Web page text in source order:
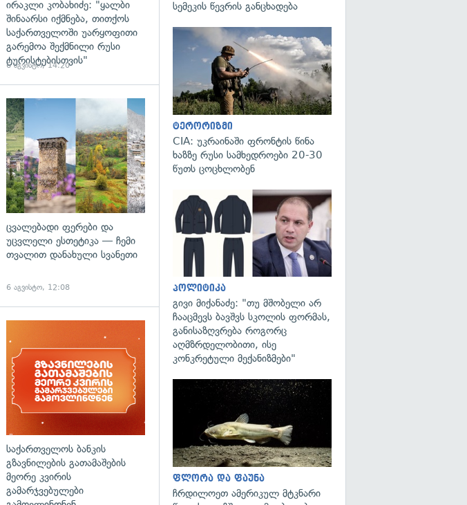
ირაკლი კობახიძე: "ყალბი
შინაარსი იქმნება, თითქოს
საქართველოში უარყოფითი
გარემოა შექმნილი რუსი
ტურისტებისთვის"
6 აგვისტო, 14:20
გადახედვა გადახედვა
ცვალებადი ფერები და
უცვლელი ესთეტიკა — ჩემი
თვალით დანახული სვანეთი
6 აგვისტო, 12:08
საქართველოს ბანკის
გზავნილების გათამაშების
მეორე კვირის
გამარჯვებულები
სემეკის წევრის განცხადება
ტერორიზმი
CIA: უკრაინაში ფრონტის წინა
ხაზზე რუსი სამხედროები 20-30
წუთს ცოცხლობენ
პოლიტიკა
გივი მიქანაძე: "თუ მშობელი არ
ჩააცმევს ბავშვს სკოლის ფორმას,
განისაზღვრება როგორც
აღმზრდელობითი, ისე
კონკრეტული მექანიზმები"
ფლორა და ფაუნა
ჩრდილოეთ ამერიკულ მტკნარი